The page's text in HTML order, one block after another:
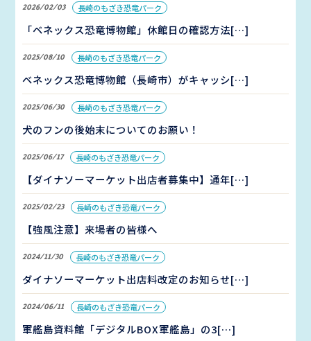
2026/02/03 長崎のもざき恐竜パーク
「ベネックス恐竜博物館」休館日の確認方法[…]
2025/08/10 長崎のもざき恐竜パーク
ベネックス恐竜博物館（長崎市）がキャッシ[…]
2025/06/30 長崎のもざき恐竜パーク
犬のフンの後始末についてのお願い！
2025/06/17 長崎のもざき恐竜パーク
【ダイナソーマーケット出店者募集中】通年[…]
2025/02/23 長崎のもざき恐竜パーク
【強風注意】来場者の皆様へ
2024/11/30 長崎のもざき恐竜パーク
ダイナソーマーケット出店料改定のお知らせ[…]
2024/06/11 長崎のもざき恐竜パーク
軍艦島資料館「デジタルBOX軍艦島」の3[…]